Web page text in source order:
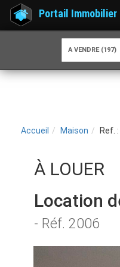
Portail Immobilier
A VENDRE (197)
Accueil Maison Ref. :
À LOUER
Location
- Réf. 2006